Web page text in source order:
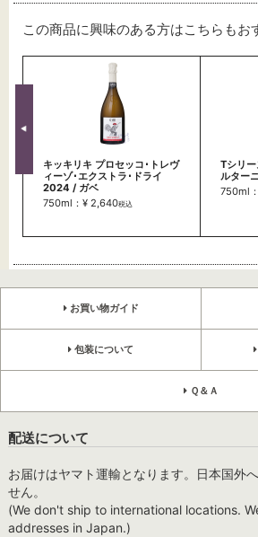
この商品に興味のある方はこちらもお
キッキリキ プロセッコ･トレヴ
ィーゾ･エクストラ･ドライ
2024 / ガベ
750ml：¥ 2,640税込
Tシリ
ルター
750ml
お買い物ガイド
包装について
Ｑ＆Ａ
配送について
お届けはヤマト運輸となります。日本国外
せん。
(We don't ship to international locations.
addresses in Japan.)